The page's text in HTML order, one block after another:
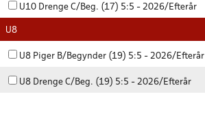
U10 Drenge C/Beg. (17) 5:5 - 2026/Efterår
U8
U8 Piger B/Begynder (19) 5:5 - 2026/Efterår
U8 Drenge C/Beg. (19) 5:5 - 2026/Efterår